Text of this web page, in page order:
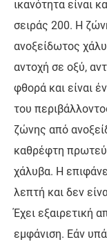
ικανότητα είναι
σειράς 200. Η
ανοξείδωτος
αντοχή σε οξύ,
φθορά και είναι
του
ζώνης από
καθρέφτη
χάλυβα. Η
λεπτή και δεν
Έχει εξαιρετική
εμφάνιση. Εάν